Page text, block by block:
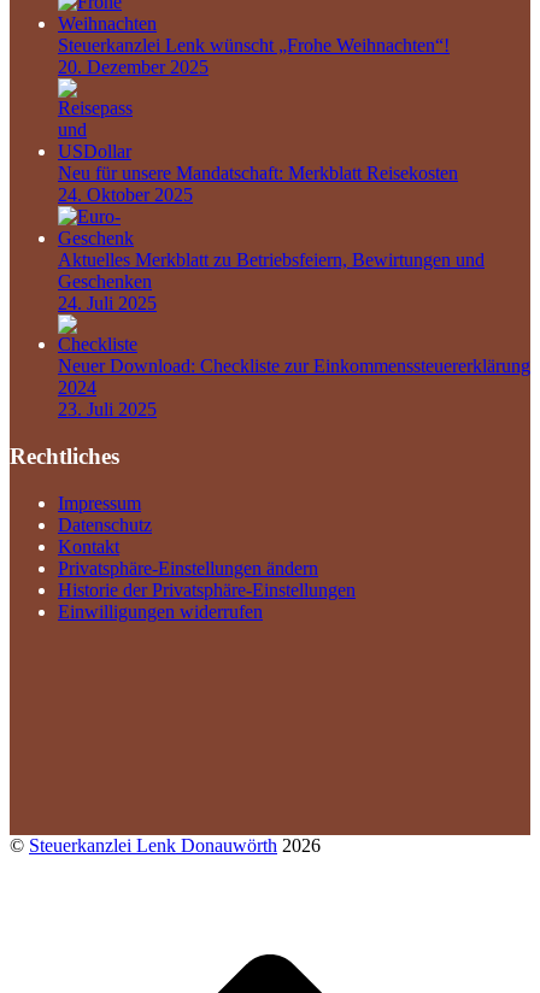
Steuerkanzlei Lenk wünscht „Frohe Weihnachten“!
20. Dezember 2025
Neu für unsere Mandatschaft: Merkblatt Reisekosten
24. Oktober 2025
Aktuelles Merkblatt zu Betriebsfeiern, Bewirtungen und
Geschenken
24. Juli 2025
Neuer Download: Checkliste zur Einkommenssteuererklärung
2024
23. Juli 2025
Rechtliches
Impressum
Datenschutz
Kontakt
Privatsphäre-Einstellungen ändern
Historie der Privatsphäre-Einstellungen
Einwilligungen widerrufen
© Steuerkanzlei Lenk Donauwörth 2026